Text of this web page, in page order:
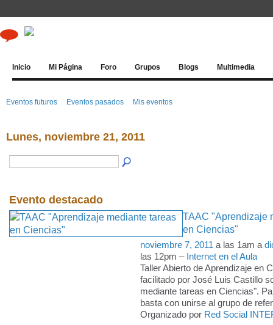
Inicio Mi Página Foro Grupos Blogs Multimedia
Eventos futuros Eventos pasados Mis eventos
Lunes, noviembre 21, 2011
Evento destacado
TAAC "Aprendizaje
en Ciencias"
noviembre 7, 2011 a las 1am a
las 12pm – Internet en el Aula
Taller Abierto de Aprendizaje en
facilitado por José Luis Castillo
mediante tareas en Ciencias".
basta con unirse al grupo de
Organizado por Red Social